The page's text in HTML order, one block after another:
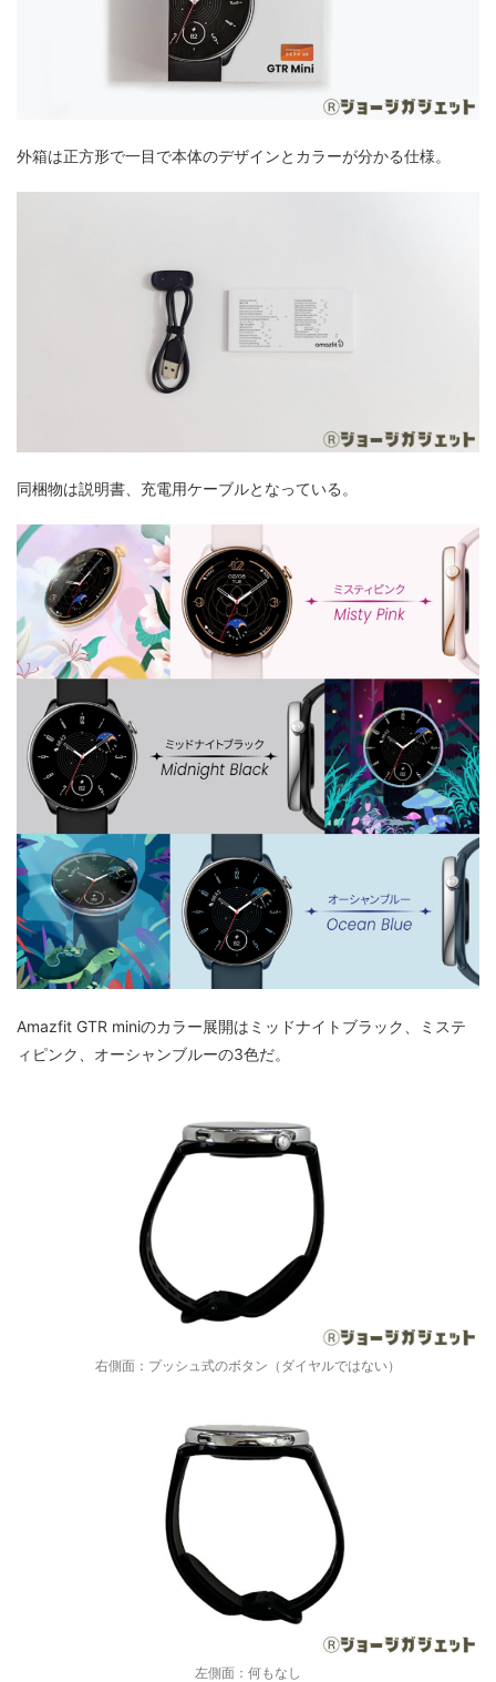
外箱は正方形で一目で本体のデザインとカラーが分かる仕様。
同梱物は説明書、充電用ケーブルとなっている。
Amazfit GTR miniのカラー展開はミッドナイトブラック、ミステ
ィピンク、オーシャンブルーの3色だ。
右側面：プッシュ式のボタン（ダイヤルではない）
左側面：何もなし